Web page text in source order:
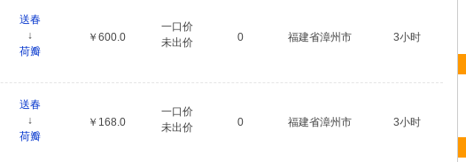
送春
↓
荷瓣
￥600.0
一口价
未出价
0 福建省漳州市 3小时
送春
↓
荷瓣
￥168.0
一口价
未出价
0 福建省漳州市 3小时